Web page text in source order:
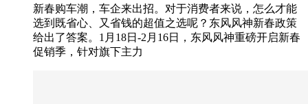
新春购车潮，车企来出招。对于消费者来说，怎么才能
选到既省心、又省钱的超值之选呢？东风风神新春政策
给出了答案。1月18日-2月16日，东风风神重磅开启新春
促销季，针对旗下主力